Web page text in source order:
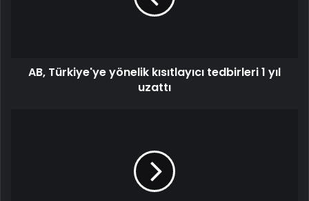
AB, Türkiye'ye yönelik kısıtlayıcı tedbirleri 1 yıl
uzattı